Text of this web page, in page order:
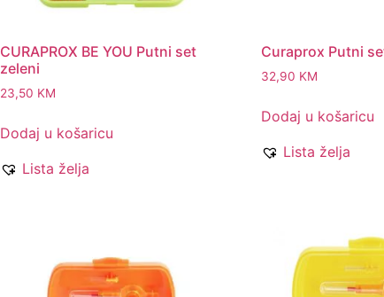
CURAPROX BE YOU Putni set
zeleni
23,50 KM
Dodaj u košaricu
Lista želja
Curaprox Putni
32,90 KM
Dodaj u košaricu
Lista želja